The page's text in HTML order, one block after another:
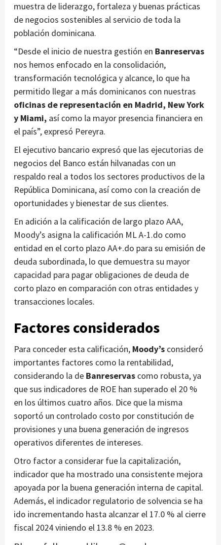
muestra de liderazgo, fortaleza y buenas prácticas
de negocios sostenibles al servicio de toda la
población dominicana.
“Desde el inicio de nuestra gestión en Banreservas
nos hemos enfocado en la consolidación,
transformación tecnológica y alcance, lo que ha
permitido llegar a más dominicanos con nuestras
oficinas de representación en Madrid, New York
y Miami, así como la mayor presencia financiera en
el país”, expresó Pereyra.
El ejecutivo bancario expresó que las ejecutorias de
negocios del Banco están hilvanadas con un
respaldo real a todos los sectores productivos de la
República Dominicana, así como con la creación de
oportunidades y bienestar de sus clientes.
En adición a la calificación de largo plazo AAA,
Moody’s asigna la calificación ML A-1.do como
entidad en el corto plazo AA+.do para su emisión de
deuda subordinada, lo que demuestra su mayor
capacidad para pagar obligaciones de deuda de
corto plazo en comparación con otras entidades y
transacciones locales.
Factores considerados
Para conceder esta calificación, Moody’s consideró
importantes factores como la rentabilidad,
considerando la de Banreservas como robusta, ya
que sus indicadores de ROE han superado el 20 %
en los últimos cuatro años. Dice que la misma
soportó un controlado costo por constitución de
provisiones y una buena generación de ingresos
operativos diferentes de intereses.
Otro factor a considerar fue la capitalización,
indicador que ha mostrado una consistente mejora
apoyada por la buena generación interna de capital.
Además, el indicador regulatorio de solvencia se ha
ido incrementando hasta alcanzar el 17.0 % al cierre
fiscal 2024 viniendo el 13.8 % en 2023.